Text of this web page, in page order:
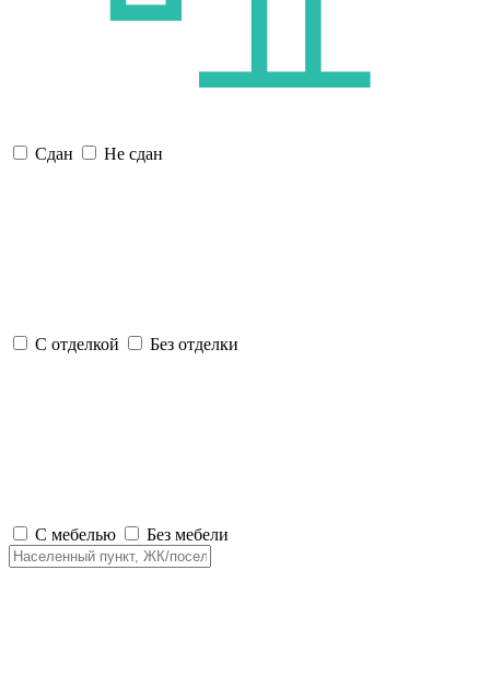
Сдан Не сдан
С отделкой Без отделки
С мебелью Без мебели